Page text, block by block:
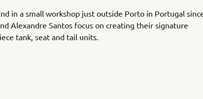
in a small workshop just outside Porto in Portugal
Alexandre Santos focus on creating their signature
tank, seat and tail units.